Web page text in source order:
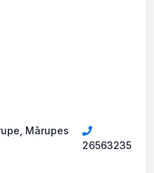
Mārupes
26563235